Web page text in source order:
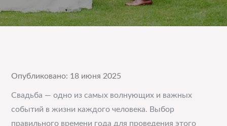
Опубликовано: 18 июня 2025
Свадьба — одно из самых волнующих и важных
событий в жизни каждого человека. Выбор
правильного времени года для проведения этого